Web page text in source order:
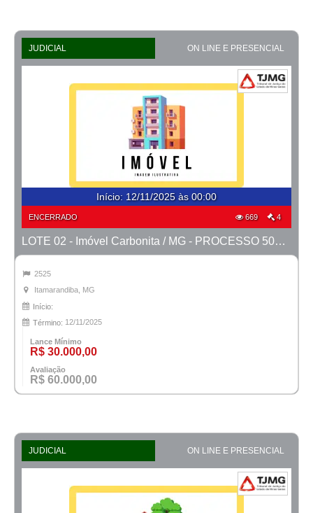
JUDICIAL ON LINE E PRESENCIAL
Início: 12/11/2025 às 00:00
ENCERRADO 669 4
LOTE 02 - Imóvel Carbonita / MG - PROCESSO 5001127-40.2023-TJMG- COMARCA DE ITAMARANDIBA
2525
Itamarandiba, MG
Início:
Término: 12/11/2025
Lance Mínimo
R$ 30.000,00
Avaliação
R$ 60.000,00
JUDICIAL ON LINE E PRESENCIAL